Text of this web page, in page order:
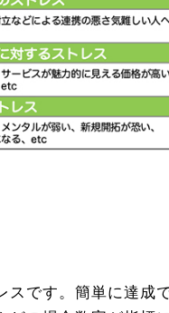
スです。簡単に達成